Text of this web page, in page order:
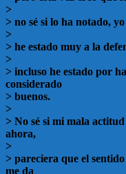
>
> no sé si lo ha notado,
>
> he estado muy a la
>
> incluso he estado por
considerado
> buenos.
>
> No sé si mi mala
ahora,
>
> pareciera que el
me da